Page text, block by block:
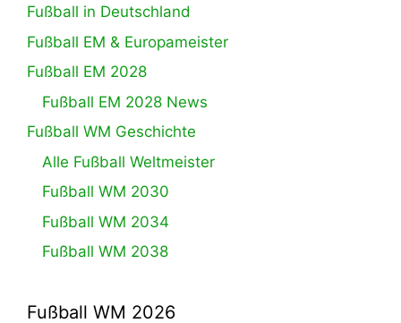
Fußball in Deutschland
Fußball EM & Europameister
Fußball EM 2028
Fußball EM 2028 News
Fußball WM Geschichte
Alle Fußball Weltmeister
Fußball WM 2030
Fußball WM 2034
Fußball WM 2038
Fußball WM 2026